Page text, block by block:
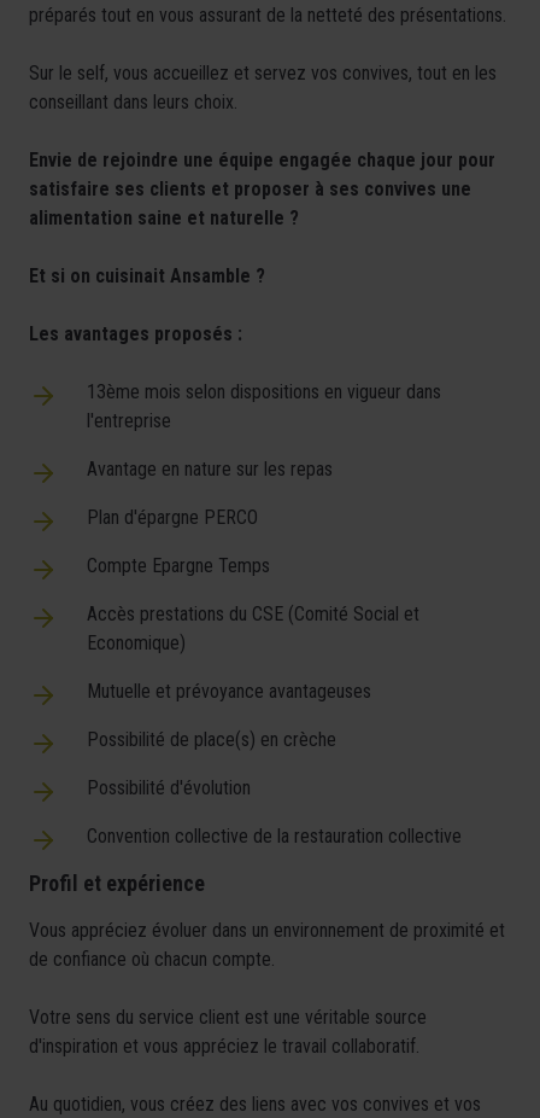
préparés tout en vous assurant de la netteté des présentations.
Sur le self, vous accueillez et servez vos convives, tout en les
conseillant dans leurs choix.
Envie de rejoindre une équipe engagée chaque jour pour
satisfaire ses clients et proposer à ses convives une
alimentation saine et naturelle ?
Et si on cuisinait Ansamble ?
Les avantages proposés :
13ème mois selon dispositions en vigueur dans
l'entreprise
Avantage en nature sur les repas
Plan d'épargne PERCO
Compte Epargne Temps
Accès prestations du CSE (Comité Social et
Economique)
Mutuelle et prévoyance avantageuses
Possibilité de place(s) en crèche
Possibilité d'évolution
Convention collective de la restauration collective
Profil et expérience
Vous appréciez évoluer dans un environnement de proximité et
de confiance où chacun compte.
Votre sens du service client est une véritable source
d'inspiration et vous appréciez le travail collaboratif.
Au quotidien, vous créez des liens avec vos convives et vos